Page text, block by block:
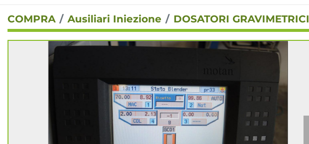
COMPRA Ausiliari Iniezione DOSATORI GRAVIMETRICI